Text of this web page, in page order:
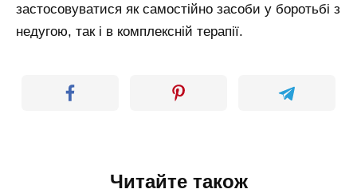
застосовуватися як самостійно засоби у боротьбі з
недугою, так і в комплексній терапії.
Читайте також